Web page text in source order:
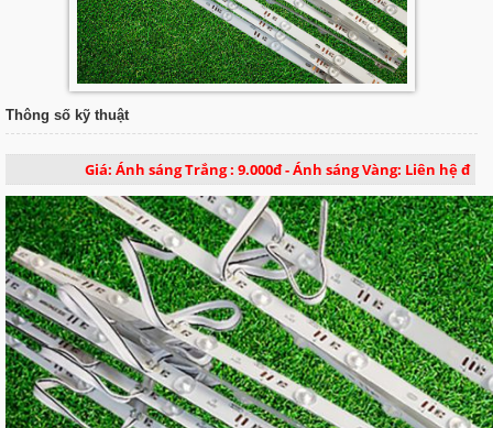
Thông số kỹ thuật
Giá: Ánh sáng Trắng : 9.000đ - Ánh sáng Vàng: Liên hệ đ